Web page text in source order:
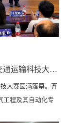
【成在齐工程】机电学院在黑龙江省交通运输科技大赛斩获多项重磅荣誉
大赛圆满落幕。齐
工程及其自动化专